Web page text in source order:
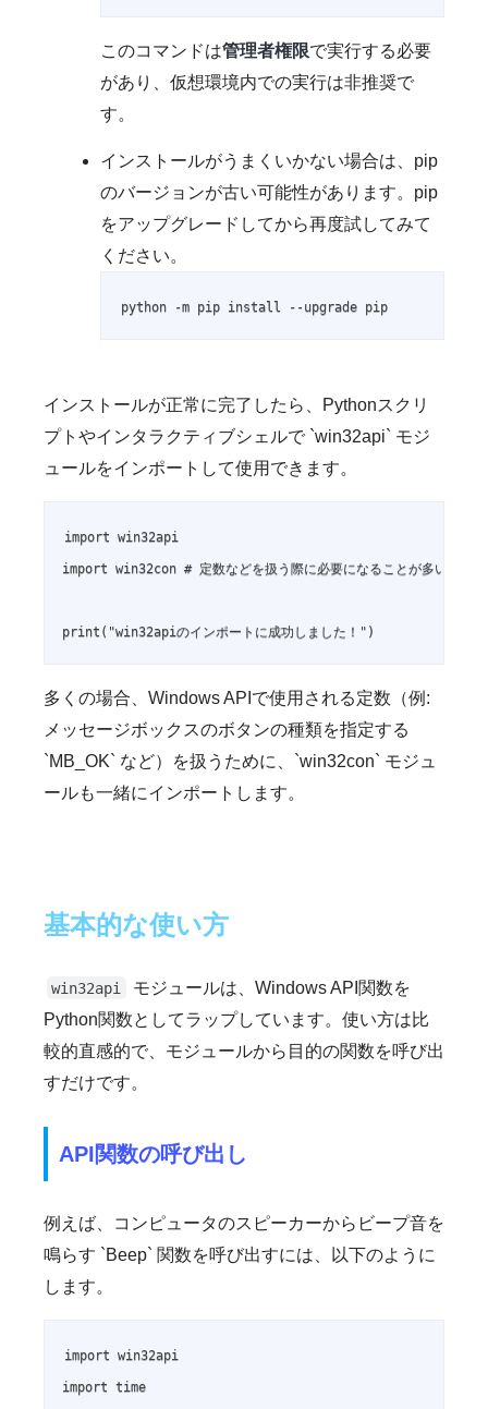
このコマンドは管理者権限で実行する必要
があり、仮想環境内での実行は非推奨で
す。
インストールがうまくいかない場合は、pip
のバージョンが古い可能性があります。pip
をアップグレードしてから再度試してみて
ください。
python -m pip install --upgrade pip
インストールが正常に完了したら、Pythonスクリ
プトやインタラクティブシェルで `win32api` モジ
ュールをインポートして使用できます。
import win32api
import win32con # 定数などを扱う際に必要になることが多い
print("win32apiのインポートに成功しました！")
多くの場合、Windows APIで使用される定数（例:
メッセージボックスのボタンの種類を指定する
`MB_OK` など）を扱うために、`win32con` モジュ
ールも一緒にインポートします。
基本的な使い方
win32api
モジュールは、Windows API関数を
Python関数としてラップしています。使い方は比
較的直感的で、モジュールから目的の関数を呼び出
すだけです。
API関数の呼び出し
例えば、コンピュータのスピーカーからビープ音を
鳴らす `Beep` 関数を呼び出すには、以下のように
します。
import win32api
import time